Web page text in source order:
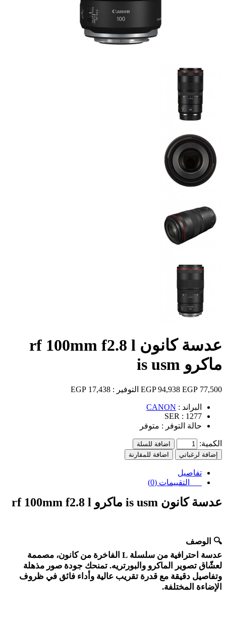
عدسة كانون rf 100mm f2.8 l
ماكرو is usm
77,500 EGP
94,938 EGP التوفير : 17,438 EGP
البراند : CANON
SER : 1277
حالة التوفر : متوفر
الكمية:
اضافة للسلة
إضافة لرغباتي
اضافة للمقارنة
تفاصيل
التقييمات (0)
عدسة كانون ماكرو is usm
🔍 الوصف
عدسة احترافية من سلسلة
الفاخرة من كانون، مصممة
لعشّاق تصوير الماكرو والبورتريه. تمنحك جودة صور مذهلة
وتفاصيل دقيقة مع قدرة تقريب عالية وأداء فائق في ظروف
الإضاءة المختلفة.